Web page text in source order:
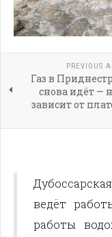
PREVIOUS
Газ в
снова идёт —
зависит от
ведёт
работы